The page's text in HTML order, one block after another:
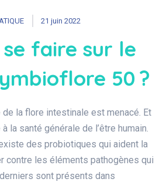
21 juin 2022
faire sur le
50 ?
de la flore intestinale est menacé. Et
la santé générale de l’être humain.
des probiotiques qui aident la
contre les éléments pathogènes qui
sont présents dans